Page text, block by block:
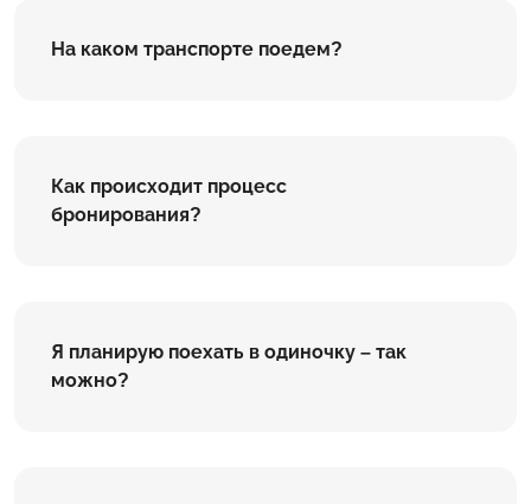
На каком транспорте поедем?
Как происходит процесс
бронирования?
Я планирую поехать в одиночку – так
можно?